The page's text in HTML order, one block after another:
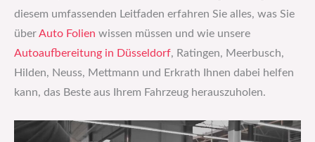
diesem umfassenden Leitfaden erfahren Sie alles, was Sie
über Auto Folien wissen müssen und wie unsere
Autoaufbereitung in Düsseldorf, Ratingen, Meerbusch,
Hilden, Neuss, Mettmann und Erkrath Ihnen dabei helfen
kann, das Beste aus Ihrem Fahrzeug herauszuholen.